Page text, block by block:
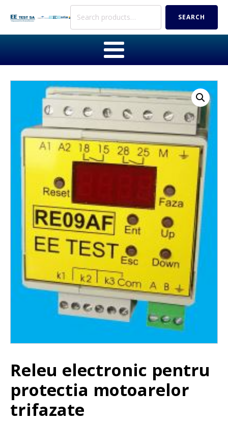
Search
SEARCH
Releu electronic pentru
protectia motoarelor
trifazate